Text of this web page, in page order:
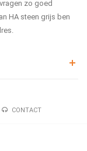
zo goed
HA steen grijs ben
CONTACT